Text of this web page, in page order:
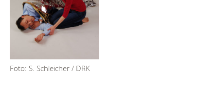
Foto: S. Schleicher / DRK